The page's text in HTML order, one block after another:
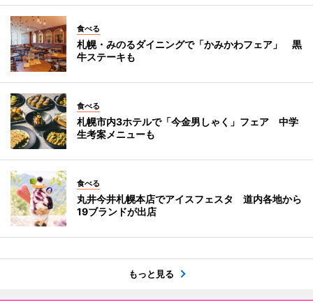
食べる
札幌・みのるダイニングで「かみかわフェア」 黒
牛ステーキも
食べる
札幌市内3ホテルで「今金男しゃく」フェア 中学
生考案メニューも
食べる
丸井今井札幌本店でアイスフェスタ 道内各地から
19ブランドが出店
もっと見る